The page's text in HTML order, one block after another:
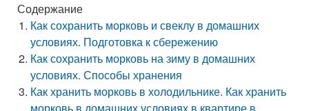
Содержание
Как сохранить морковь и свеклу в домашних
условиях. Подготовка к сбережению
Как сохранить морковь на зиму в домашних
условиях. Способы хранения
Как хранить морковь в холодильнике. Как хранить